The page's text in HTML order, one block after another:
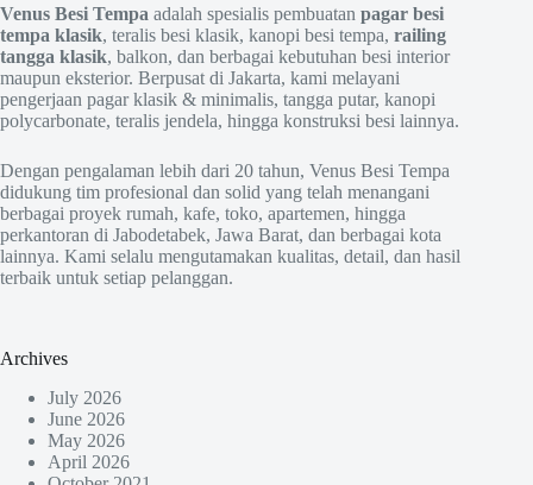
Venus Besi Tempa adalah spesialis pembuatan pagar besi
tempa klasik, teralis besi klasik, kanopi besi tempa, railing
tangga klasik, balkon, dan berbagai kebutuhan besi interior
maupun eksterior. Berpusat di Jakarta, kami melayani
pengerjaan pagar klasik & minimalis, tangga putar, kanopi
polycarbonate, teralis jendela, hingga konstruksi besi lainnya.
Dengan pengalaman lebih dari 20 tahun, Venus Besi Tempa
didukung tim profesional dan solid yang telah menangani
berbagai proyek rumah, kafe, toko, apartemen, hingga
perkantoran di Jabodetabek, Jawa Barat, dan berbagai kota
lainnya. Kami selalu mengutamakan kualitas, detail, dan hasil
terbaik untuk setiap pelanggan.
Archives
July 2026
June 2026
May 2026
April 2026